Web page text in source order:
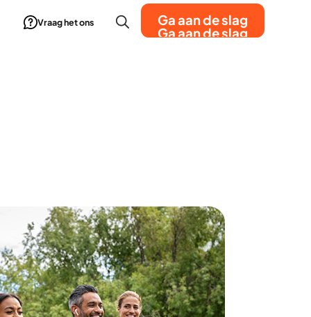
Vraag het ons
Ga aan de slag
Ga aan de slag